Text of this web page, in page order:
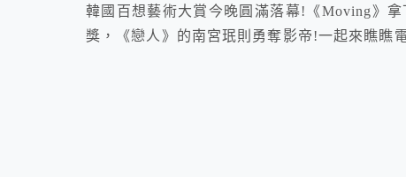
韓國百想藝術大賞今晚圓滿落幕!《Moving》
獎，《戀人》的南宮珉則勇奪影帝!一起來瞧瞧